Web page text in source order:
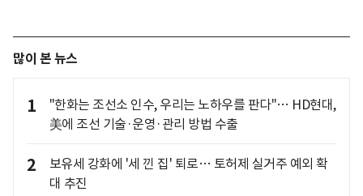
많이 본 뉴스
1
"한화는 조선소 인수, 우리는 노하우를 판다"… HD현대,
美에 조선 기술·운영·관리 방법 수출
2
보유세 강화에 '세 낀 집' 퇴로… 토허제 실거주 예외 확
대 추진